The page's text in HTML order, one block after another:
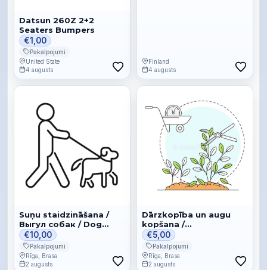
Datsun 260Z 2+2
Seaters Bumpers
€1,00
Pakalpojumi
United State
4 augusts
Finland
4 augusts
Suņu staidzināšana /
Выгул собак / Dog
walking
€10,00
Pakalpojumi
Rīga, Brasa
2 augusts
Dārzkopība un augu
kopšana /
Садоводство и уход
за растениями /
Gardening and plant
care
€5,00
Pakalpojumi
Rīga, Brasa
2 augusts